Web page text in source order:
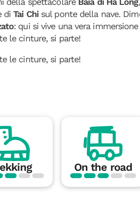
diTai Chisul ponte della nave.
: qui si vive una vera
le cinture, si parte!
le cinture, si parte!
On the road